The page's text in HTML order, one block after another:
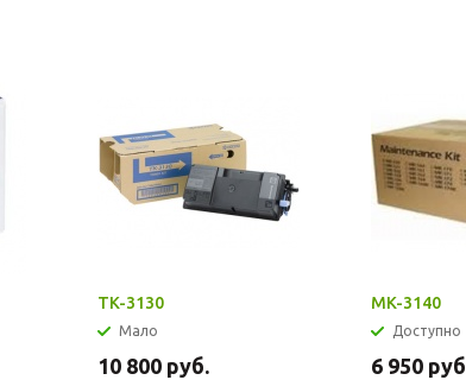
TK-3130
Мало
10 800 руб.
MK-3140
Доступно
6 950